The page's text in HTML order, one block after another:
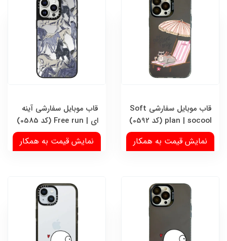
قاب موبایل سفارشی Soft
plan | socool (کد 0592)
نمایش قیمت به همکار
قاب موبایل سفارشی آینه
ای | Free run (کد 0585)
نمایش قیمت به همکار